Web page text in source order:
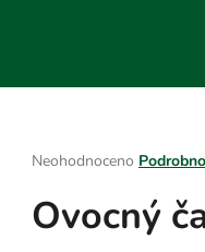
Průměrné
produktu
je
Neohodnoceno
Ovocný